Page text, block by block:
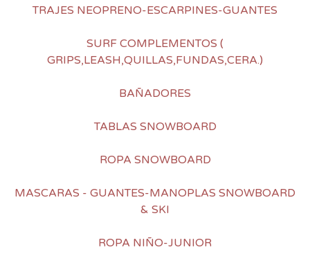
TRAJES NEOPRENO-ESCARPINES-GUANTES
SURF COMPLEMENTOS (
GRIPS,LEASH,QUILLAS,FUNDAS,CERA.)
BAÑADORES
TABLAS SNOWBOARD
ROPA SNOWBOARD
MASCARAS - GUANTES-MANOPLAS SNOWBOARD
& SKI
ROPA NIÑO-JUNIOR